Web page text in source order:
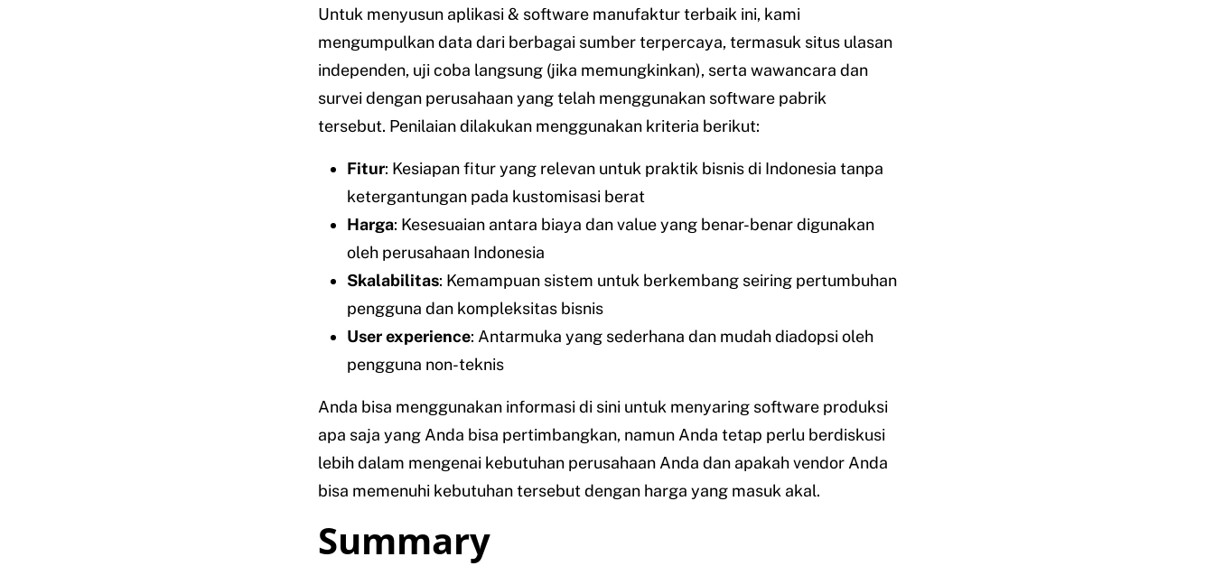
Untuk menyusun aplikasi & software manufaktur terbaik ini, kami
mengumpulkan data dari berbagai sumber terpercaya, termasuk situs ulasan
independen, uji coba langsung (jika memungkinkan), serta wawancara dan
survei dengan perusahaan yang telah menggunakan software pabrik
tersebut. Penilaian dilakukan menggunakan kriteria berikut:
Fitur: Kesiapan fitur yang relevan untuk praktik bisnis di Indonesia tanpa
ketergantungan pada kustomisasi berat
Harga: Kesesuaian antara biaya dan value yang benar-benar digunakan
oleh perusahaan Indonesia
Skalabilitas: Kemampuan sistem untuk berkembang seiring pertumbuhan
pengguna dan kompleksitas bisnis
User experience: Antarmuka yang sederhana dan mudah diadopsi oleh
pengguna non-teknis
Anda bisa menggunakan informasi di sini untuk menyaring software produksi
apa saja yang Anda bisa pertimbangkan, namun Anda tetap perlu berdiskusi
lebih dalam mengenai kebutuhan perusahaan Anda dan apakah vendor Anda
bisa memenuhi kebutuhan tersebut dengan harga yang masuk akal.
Summary